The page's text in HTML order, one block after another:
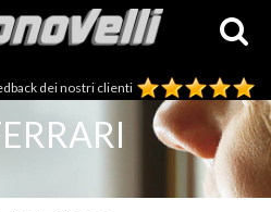
dei nostri clienti